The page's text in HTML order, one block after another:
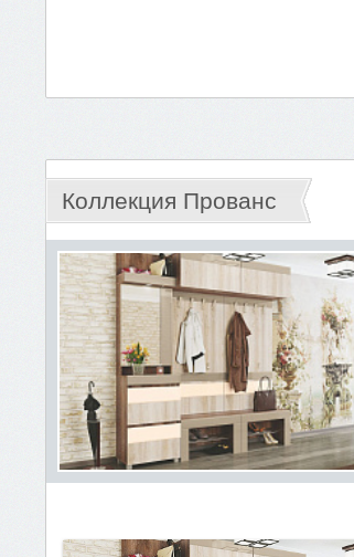
Коллекция Прованс